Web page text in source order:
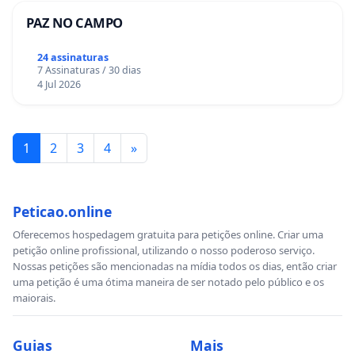
PAZ NO CAMPO
24 assinaturas
7 Assinaturas / 30 dias
4 Jul 2026
1 2 3 4 »
Peticao.online
Oferecemos hospedagem gratuita para petições online. Criar uma
petição online profissional, utilizando o nosso poderoso serviço.
Nossas petições são mencionadas na mídia todos os dias, então criar
uma petição é uma ótima maneira de ser notado pelo público e os
maiorais.
Guias Mais